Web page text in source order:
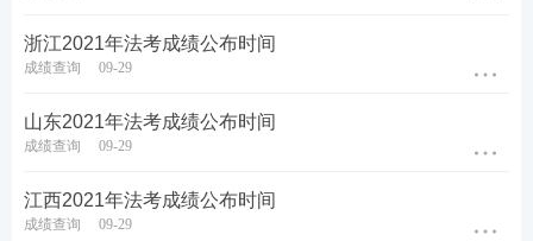
浙江2021年法考成绩公布时间
成绩查询 09-29
山东2021年法考成绩公布时间
成绩查询 09-29
江西2021年法考成绩公布时间
成绩查询 09-29